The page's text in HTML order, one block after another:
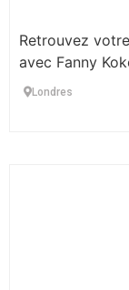
Retrouvez
avec Fanny
Londres